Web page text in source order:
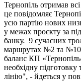
Тернопіль отримав
це повідомляє
усю партію нових
у межах проєкту за
банку. 9 сучасних
маршрутах №2 та
баланс КП
необхідну
лінію", - йдеться у